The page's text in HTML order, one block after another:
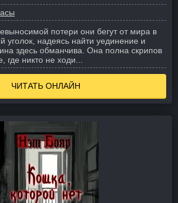
потери они бегут от мира в
уголок, надеясь найти уединение и
здесь обманчива. Она полна скрипов
где никто не ходи...
ЧИТАТЬ ОНЛАЙН